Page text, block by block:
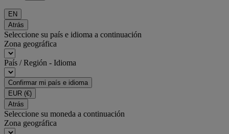
EN
Atrás
Seleccione su país e idioma a continuación
Zona geográfica
País / Región - Idioma
Confirmar mi país e idioma
EUR (€)
Atrás
Seleccione su moneda a continuación
Zona geográfica